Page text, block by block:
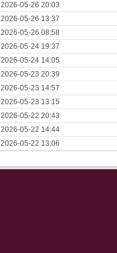
2026-05-26 20:03
2026-05-26 13:37
2026-05-26 08:58
2026-05-24 19:37
2026-05-24 14:05
2026-05-23 20:39
2026-05-23 14:57
2026-05-23 13:15
2026-05-22 20:43
2026-05-22 14:44
2026-05-22 13:06